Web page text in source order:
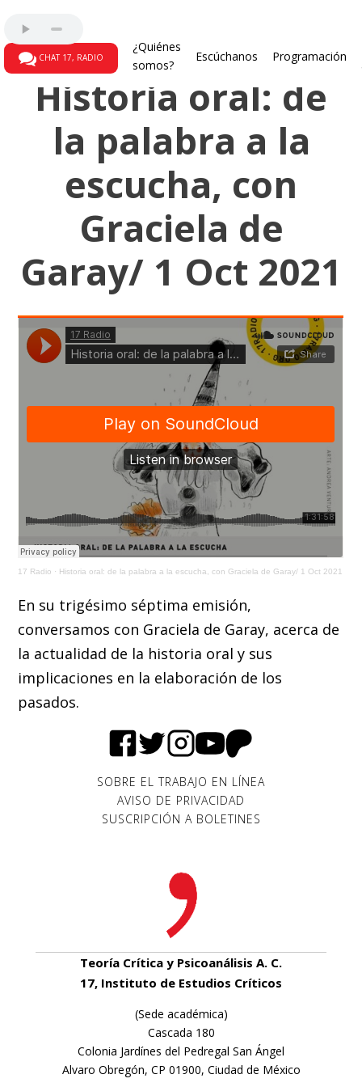
CHAT 17, RADIO
¿Quiénes
somos?
Escúchanos Programación
Historia oral: de
la palabra a la
escucha, con
Graciela de
Garay/ 1 Oct 2021
17 Radio · Historia oral: de la palabra a la escucha, con Graciela de Garay/ 1 Oct 2021
En su trigésimo séptima emisión,
conversamos con Graciela de Garay, acerca de
la actualidad de la historia oral y sus
implicaciones en la elaboración de los
pasados.
SOBRE EL TRABAJO EN LÍNEA
AVISO DE PRIVACIDAD
SUSCRIPCIÓN A BOLETINES
Teoría Crítica y Psicoanálisis A. C.
17, Instituto de Estudios Críticos
(Sede académica)
Cascada 180
Colonia Jardínes del Pedregal San Ángel
Alvaro Obregón, CP 01900, Ciudad de México